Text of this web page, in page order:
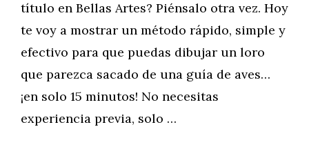
título en Bellas Artes? Piénsalo otra vez. Hoy
te voy a mostrar un método rápido, simple y
efectivo para que puedas dibujar un loro
que parezca sacado de una guía de aves…
¡en solo 15 minutos! No necesitas
experiencia previa, solo …